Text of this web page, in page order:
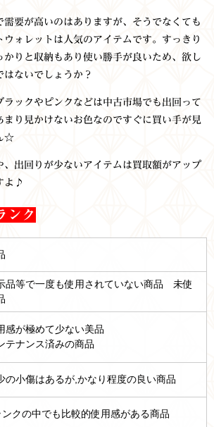
需要が高いのはありますが、そうでなくても
ウォレットは人気のアイテムです。すっきり
かりと収納もあり使い勝手が良いため、欲し
ないでしょうか？
ラックやピンクなどは中古市場でも出回って
まり見かけないお色なのですぐに買い手が見
☆
、出回りが少ないアイテムは買取額がアップ
よ♪
ンク
品等で一度も使用されていない商品 未使
感が極めて少ない美品
テナンス済みの商品
の小傷はあるが,かなり程度の良い商品
ンクの中でも比較的使用感がある商品